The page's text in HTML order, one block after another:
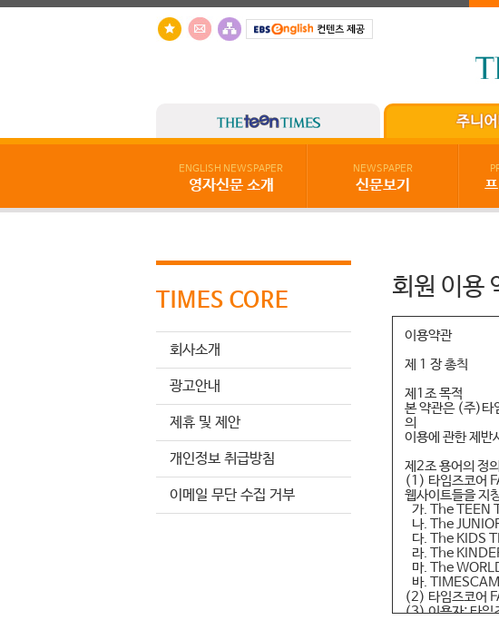
ENGLISH NEWSPAPER
영자신문 소개
NEWSPAPER
신문보기
TIMES CORE
회사소개
광고안내
제휴 및 제안
개인정보 취급방침
이메일 무단 수집 거부
회원 이용
이용약관
제 1 장 총칙
제1조 목적
본 약관은 (주)타
의
이용에 관한 제반
제2조 용어의 정의
(1) 타임즈코어
웹사이트들을 지
가. The
나. The
다. The KIDS
라. The
마. The
바.
(2) 타임즈코어
(3) 이용자: 타임